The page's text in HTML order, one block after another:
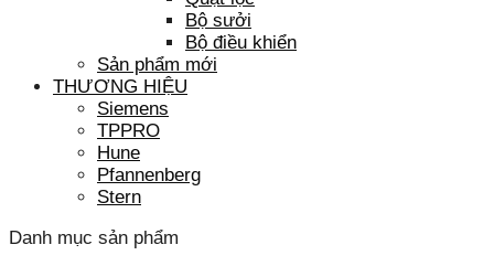
Bộ sưởi
Bộ điều khiển
Sản phẩm mới
THƯƠNG HIỆU
Siemens
TPPRO
Hune
Pfannenberg
Stern
Danh mục sản phẩm